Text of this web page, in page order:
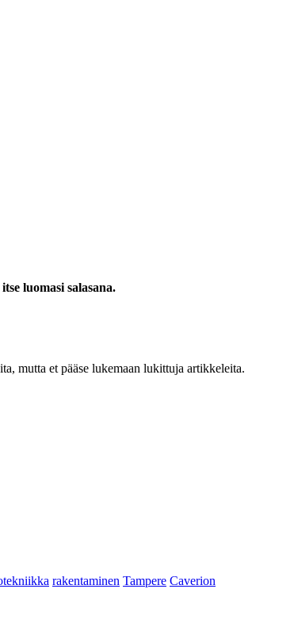
luomasi salasana.
mutta et pääse lukemaan lukittuja artikkeleita.
rakentaminen Tampere Caverion